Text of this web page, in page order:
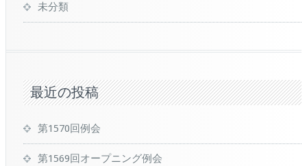
未分類
最近の投稿
第1570回例会
第1569回オープニング例会